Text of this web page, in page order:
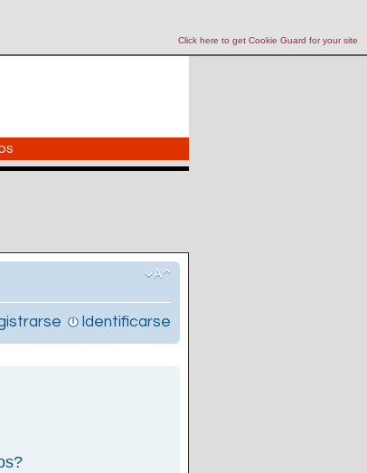
Click here to get Cookie Guard for your site
Identificarse